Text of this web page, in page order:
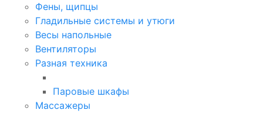
Фены, щипцы
Гладильные системы и утюги
Весы напольные
Вентиляторы
Разная техника
Паровые шкафы
Массажеры